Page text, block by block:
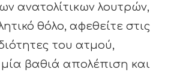
ανατολίτικων λουτρών,
θόλο, αφεθείτε στις
του ατμού,
βαθιά απολέπιση και